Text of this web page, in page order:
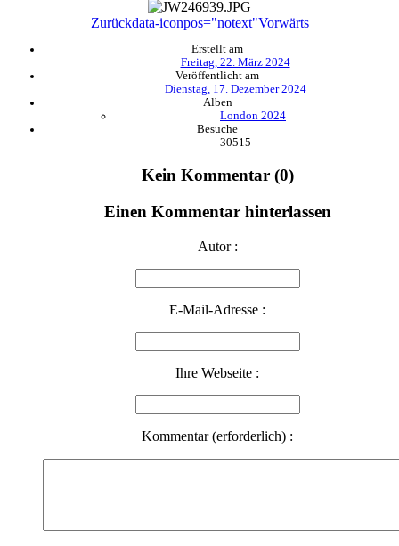
Zurückdata-iconpos="notext"Vorwärts
Erstellt am
Freitag, 22. März 2024
Veröffentlicht am
Dienstag, 17. Dezember 2024
Alben
London 2024
Besuche
30515
Kein Kommentar (0)
Einen Kommentar hinterlassen
Autor :
E-Mail-Adresse :
Ihre Webseite :
Kommentar (erforderlich) :